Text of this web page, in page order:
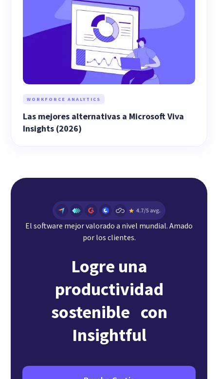
WORKFORCE ANALYTICS
Las mejores alternativas a Microsoft Viva
Insights (2026)
El software mejor valorado a nivel mundial. Amado
por los clientes.
Logre una
productividad
sostenible con
Insightful